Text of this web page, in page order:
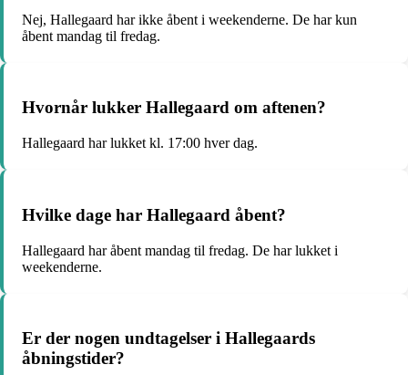
Nej, Hallegaard har ikke åbent i weekenderne. De har kun
åbent mandag til fredag.
Hvornår lukker Hallegaard om aftenen?
Hallegaard har lukket kl. 17:00 hver dag.
Hvilke dage har Hallegaard åbent?
Hallegaard har åbent mandag til fredag. De har lukket i
weekenderne.
Er der nogen undtagelser i Hallegaards
åbningstider?